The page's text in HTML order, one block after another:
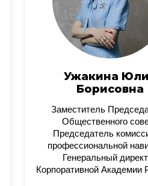
Ужакина
Борисовна
Заместитель
Общественного
Председатель
профессиональной
Генеральный
Корпоративной Академии